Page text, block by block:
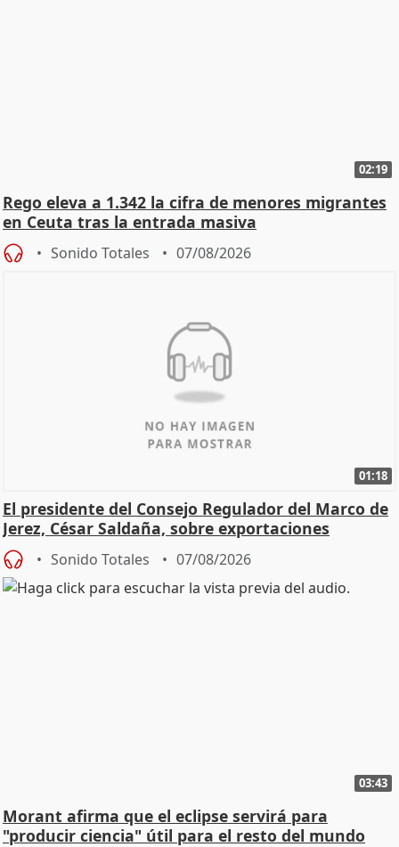
02:19
Rego eleva a 1.342 la cifra de menores migrantes
en Ceuta tras la entrada masiva
Sonido Totales 07/08/2026
01:18
El presidente del Consejo Regulador del Marco de
Jerez, César Saldaña, sobre exportaciones
Sonido Totales 07/08/2026
03:43
Morant afirma que el eclipse servirá para
"producir ciencia" útil para el resto del mundo